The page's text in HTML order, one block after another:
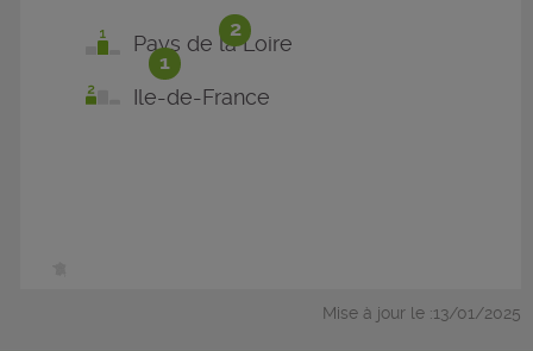
2
1
Pays de la Loire
Ile-de-France
Mise à jour le :13/01/2025